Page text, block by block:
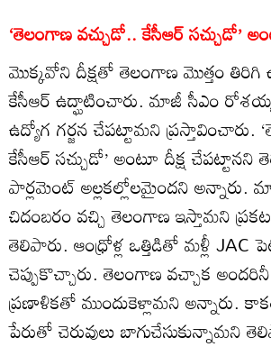
‘తెలంగాణ వచ్చుడో.. కేసీఆర్‌ సచ్చుడో’
మొక్కవోని దీక్షతో తెలంగాణ మొత్తం
కేసీఆర్ ఉద్ఘాటించారు. మాజీ సీఎం
ఉద్యోగ గర్జన చేపట్టామని ప్రస్తావించారు.
కేసీఆర్‌ సచ్చుడో’ అంటూ దీక్ష చేపట్టానని
పార్లమెంట్‌ అల్లకల్లోలమైందని అన్నారు.
చిదంబరం వచ్చి తెలంగాణ ఇస్తామని
తెలిపారు. ఆంధ్రోళ్ల ఒత్తిడితో మళ్లీ
చెప్పుకొచ్చారు. తెలంగాణ వచ్చాక అందరినీ
ప్రణాళికతో ముందుకెళ్లామని అన్నారు.
పేరుతో చెరువులు బాగుచేసుకున్నామని